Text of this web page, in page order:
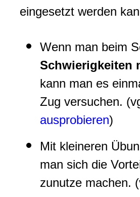
eingesetzt werden
Wenn man beim
Schwierigkeiten
kann man es
Zug versuchen.
ausprobieren)
Mit kleineren
man sich die
zunutze machen.